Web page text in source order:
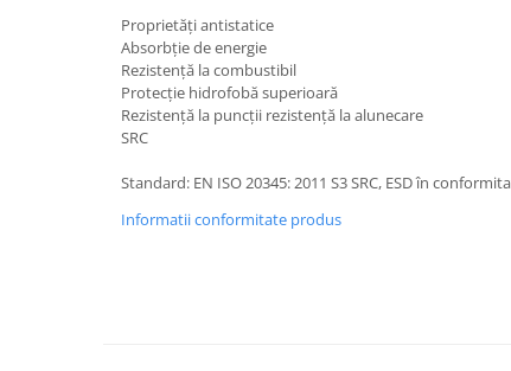
Proprietăți antistatice
Absorbție de energie
Rezistență la combustibil
Protecție hidrofobă superioară
Rezistență la puncții rezistență la alunecare
SRC
Standard: EN ISO 20345: 2011 S3 SRC, ESD în
Informatii conformitate produs